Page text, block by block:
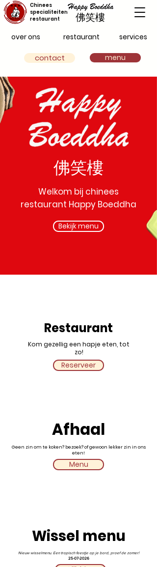
Elke dag geopend van 16:00 - 20:00 uur
over ons restaurant services
contact menu
Chinees
specialiteiten
restaurant
佛笑樓
佛笑樓
Welkom bij chinees
restaurant Happy Boeddha
Bekijk menu
Restaurant
Kom gezellig een hapje eten, tot
zo!
Reserveer
Afhaal
Geen zin om te koken? bezoek? of gewoon lekker zin in ons
eten!
Menu
Wissel menu
Nieuw wisselmenu. Een tropisch feestje op je bord, proef de zomer!
25-07-2026